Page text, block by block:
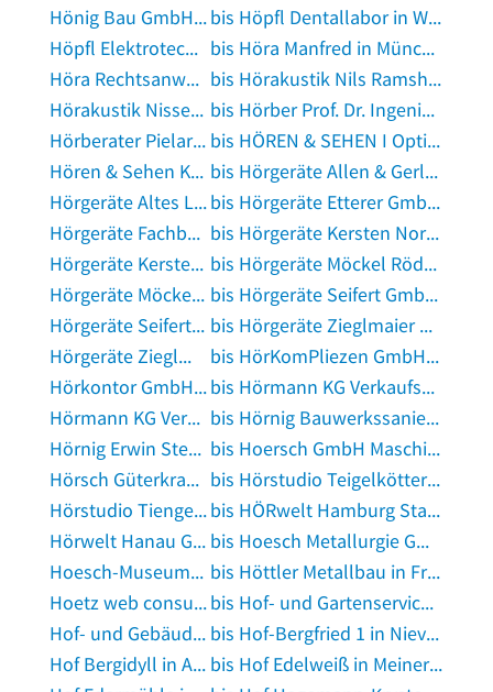
Hönig Bau GmbH in Großbettlingen
bis Höpfl Dentallabor in Willmering
Höpfl Elektrotechnik in Hutthurm
bis Höra Manfred in Münchberg, Oberfranken
Höra Rechtsanwalt und Notar in Frankfurt am Main
bis Hörakustik Nils Ramshorn Hörakustikbetrieb in Ettlingen
Hörakustik Nissen in Hohenwestedt
bis Hörber Prof. Dr. Ingenieurbüro für Innovative Tech Ingenieurbüro in Berlin
Hörberater Pielartzik GmbH in Krefeld
bis HÖREN & SEHEN I Optiker und Akustiker Markkleeberg in Markkleeberg
Hören & Sehen Kai Linnebacher in Lauterecken
bis Hörgeräte Allen & Gerland in Vlotho
Hörgeräte Altes Land in Hollern-Twielenfleth
bis Hörgeräte Etterer GmbH & Co. KG in Pentling
Hörgeräte Fachberatung Becker GmbH in Rüsselsheim
bis Hörgeräte Kersten Nord GmbH in Itzehoe
Hörgeräte Kersten Nord GmbH in Neumünster, Schleswig-Holstein
bis Hörgeräte Möckel Rödental in Rödental
Hörgeräte Möckel Rudolstadt in Rudolstadt
bis Hörgeräte Seifert GmbH in Gauting
Hörgeräte Seifert GmbH in Geretsried
bis Hörgeräte Zieglmaier GmbH & Co. KG in Dingolfing
Hörgeräte Zieglmaier GmbH & Co. KG in Eggenfelden
bis HörKomPliezen GmbH in Pliezhausen
Hörkontor GmbH in Rostock
bis Hörmann KG Verkaufsgesellschaft in Kaltenkirchen, Schleswig-Holstein
Hörmann KG Verkaufsgesellschaft in Steinhagen, Westfalen
bis Hörnig Bauwerkssanierung GmbH in Aschaffenburg
Hörnig Erwin Steuerberater in Kaufbeuren
bis Hoersch GmbH Maschinen und Werkzeuge in Krefeld
Hörsch Güterkraftverkehr in Setzingen
bis Hörstudio Teigelkötter & Steinberg | Bönen in Bönen
Hörstudio Tiengen GmbH Hörgerätefachgeschäft in Waldshut-Tiengen
bis HÖRwelt Hamburg Standort Barmbek in Hamburg
Hörwelt Hanau GbR in Hanau
bis Hoesch Metallurgie GmbH in Düren, Rheinland
Hoesch-Museum in Dortmund
bis Höttler Metallbau in Fröndenberg, Ruhr
Hoetz web consulting in München
bis Hof- und Gartenservice Multhaup in Groß Plasten
Hof- und Gebäudeservice Sascha-Rene Ullerich in Osnabrück
bis Hof-Bergfried 1 in Nievern
Hof Bergidyll in Attendorn
bis Hof Edelweiß in Meinerzhagen